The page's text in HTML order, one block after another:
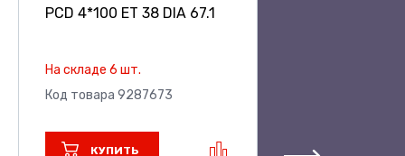
PCD 4*100 ET 38 DIA 67.1
На складе 6 шт.
Код товара 9287673
КУПИТЬ